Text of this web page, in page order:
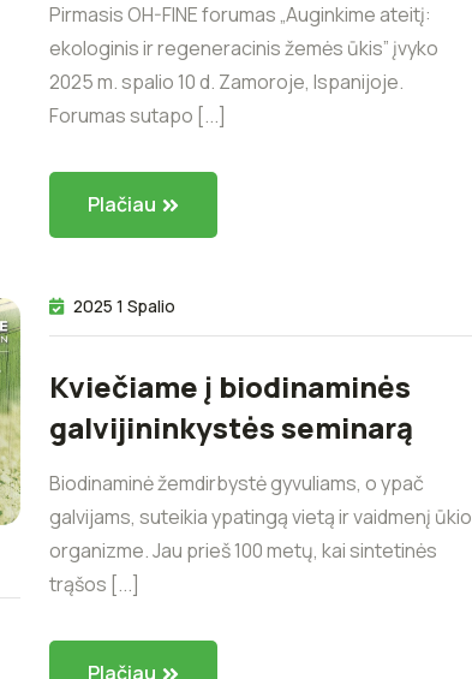
Pirmasis OH-FINE forumas „Auginkime ateitį:
ekologinis ir regeneracinis žemės ūkis” įvyko
2025 m. spalio 10 d. Zamoroje, Ispanijoje.
Forumas sutapo [...]
Plačiau
2025 1 Spalio
Kviečiame į biodinaminės
galvijininkystės seminarą
Biodinaminė žemdirbystė gyvuliams, o ypač
galvijams, suteikia ypatingą vietą ir vaidmenį ūkio
organizme. Jau prieš 100 metų, kai sintetinės
trąšos [...]
Plačiau